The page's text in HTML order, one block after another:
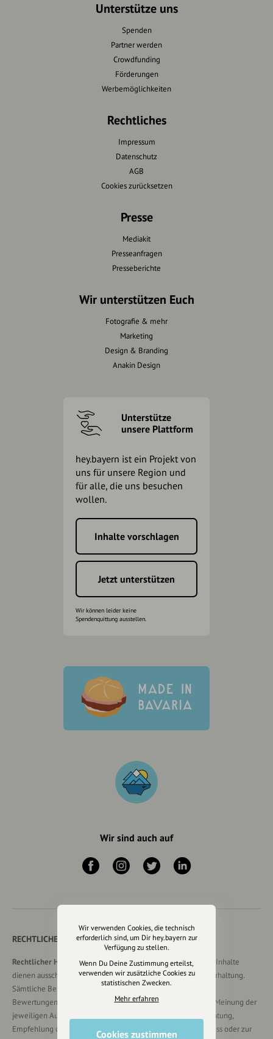
Unterstütze uns
Spenden
Partner werden
Crowdfunding
Förderungen
Werbemöglichkeiten
Rechtliches
Impressum
Datenschutz
AGB
Cookies zurücksetzen
Presse
Mediakit
Presseanfragen
Presseberichte
Wir unterstützen Euch
Fotografie & mehr
Marketing
Design & Branding
Anakin Design
Unterstütze
unsere Plattform
hey.bayern ist ein Projekt von
uns für unsere Region und
für alle, die uns besuchen
wollen.
Inhalte vorschlagen
Jetzt unterstützen
Wir können leider keine
Spendenquittung ausstellen.
Wir sind auch auf
RECHTLICHER HINWEIS UND TRANSPARENZHINWEIS
Rechtlicher Hinweis:Die auf dieser Website veröffentlichten Inhalte
dienen ausschließlich der allgemeinen Information und Unterhaltung.
Sämtliche Beiträge, Gastartikel, Kommentare, Empfehlungen,
Bewertungen oder Verlinkungen spiegeln ausschließlich die Meinung der
jeweiligen Autoren wider und stellen keine verbindliche Beratung,
Empfehlung oder Aufforderung zum Erwerb, Verkauf, Abschluss oder zur
Wir verwenden Cookies, die technisch
erforderlich sind, um Dir hey.bayern zur
Verfügung zu stellen.
Wenn Du Deine Zustimmung erteilst,
verwenden wir zusätzliche Cookies zu
statistischen Zwecken.
Mehr erfahren
Cookies zustimmen